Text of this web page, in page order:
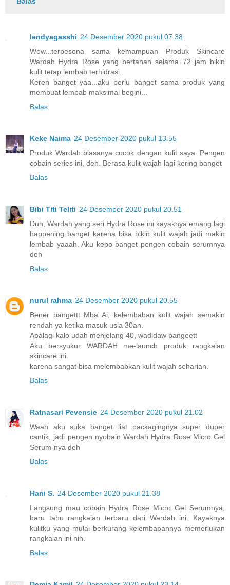
lendyagasshi 24 Desember 2020 pukul 07.38
Wow...terpesona sama kemampuan Produk Skincare
Wardah Hydra Rose yang bertahan selama 72 jam bikin
kulit tetap lembab terhidrasi.
Keren banget yaa...aku perlu banget sama produk yang
membuat lembab maksimal begini...
Balas
Keke Naima 24 Desember 2020 pukul 13.55
Produk Wardah biasanya cocok dengan kulit saya. Pengen
cobain series ini, deh. Berasa kulit wajah lagi kering banget
Balas
Bibi Titi Teliti 24 Desember 2020 pukul 20.51
Duh, Wardah yang seri Hydra Rose ini kayaknya emang lagi
happening banget karena bisa bikin kulit wajah jadi makin
lembab yaaah. Aku kepo banget pengen cobain serumnya
deh
Balas
nurul rahma 24 Desember 2020 pukul 20.55
Bener bangettt Mba Ai, kelembaban kulit wajah semakin
rendah ya ketika masuk usia 30an.
Apalagi kalo udah menjelang 40, wadidaw bangeett
Aku bersyukur WARDAH me-launch produk rangkaian
skincare ini.
karena sangat bisa melembabkan kulit wajah seharian.
Balas
Ratnasari Pevensie 24 Desember 2020 pukul 21.02
Waah aku suka banget liat packagingnya super duper
cantik, jadi pengen nyobain Wardah Hydra Rose Micro Gel
Serum-nya deh
Balas
Hani S. 24 Desember 2020 pukul 21.38
Langsung mau cobain Hydra Rose Micro Gel Serumnya,
baru tahu rangkaian terbaru dari Wardah ini. Kayaknya
kulitku yang mulai berkurang kelembapannya memerlukan
rangkaian ini nih.
Balas